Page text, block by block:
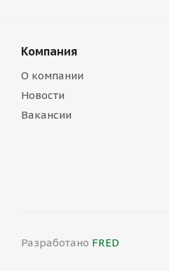
Компания
О компании
Новости
Вакансии
Разработано FRED